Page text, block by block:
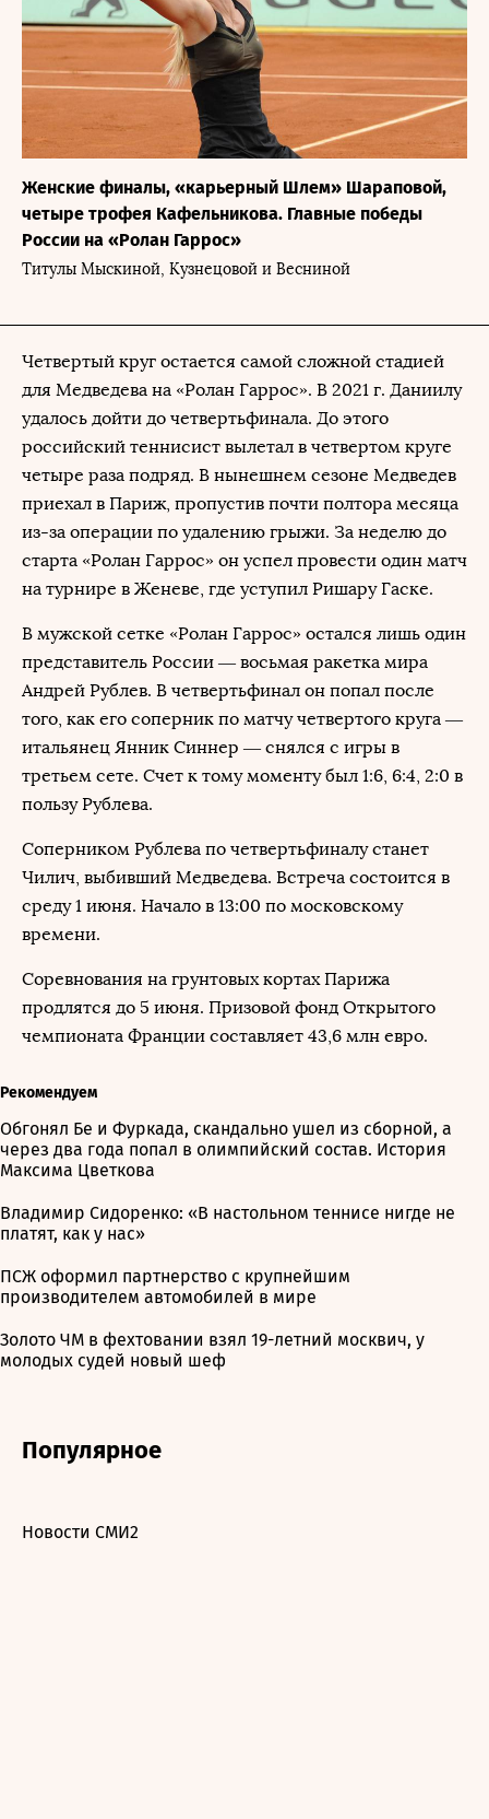
Женские финалы, «карьерный Шлем» Шараповой,
четыре трофея Кафельникова. Главные победы
России на «Ролан Гаррос»
Титулы Мыскиной, Кузнецовой и Весниной
Четвертый круг остается самой сложной стадией
для Медведева на «Ролан Гаррос». В 2021 г. Даниилу
удалось дойти до четвертьфинала. До этого
российский теннисист вылетал в четвертом круге
четыре раза подряд. В нынешнем сезоне Медведев
приехал в Париж, пропустив почти полтора месяца
из-за операции по удалению грыжи. За неделю до
старта «Ролан Гаррос» он успел провести один матч
на турнире в Женеве, где уступил Ришару Гаске.
В мужской сетке «Ролан Гаррос» остался лишь один
представитель России — восьмая ракетка мира
Андрей Рублев. В четвертьфинал он попал после
того, как его соперник по матчу четвертого круга —
итальянец Янник Синнер — снялся с игры в
третьем сете. Счет к тому моменту был 1:6, 6:4, 2:0 в
пользу Рублева.
Соперником Рублева по четвертьфиналу станет
Чилич, выбивший Медведева. Встреча состоится в
среду 1 июня. Начало в 13:00 по московскому
времени.
Соревнования на грунтовых кортах Парижа
продлятся до 5 июня. Призовой фонд Открытого
чемпионата Франции составляет 43,6 млн евро.
Рекомендуем
Обгонял Бе и Фуркада, скандально ушел из сборной, а
через два года попал в олимпийский состав. История
Максима Цветкова
Владимир Сидоренко: «В настольном теннисе нигде не
платят, как у нас»
ПСЖ оформил партнерство с крупнейшим
производителем автомобилей в мире
Золото ЧМ в фехтовании взял 19-летний москвич, у
молодых судей новый шеф
Популярное
Новости СМИ2